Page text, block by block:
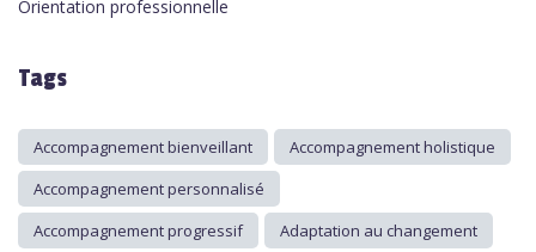
Orientation professionnelle
Tags
Accompagnement bienveillant
Accompagnement holistique
Accompagnement personnalisé
Accompagnement progressif
Adaptation au changement